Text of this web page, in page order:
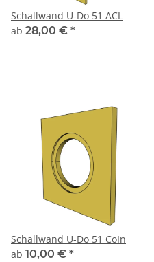
Schallwand U-Do 51 ACL
ab 28,00 € *
Schallwand U-Do 51 CoIn
ab 10,00 € *